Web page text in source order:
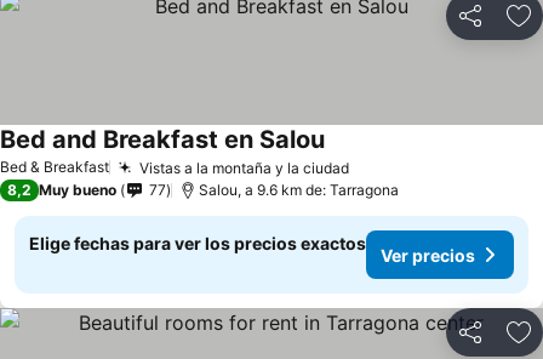
Compartir
Bed & Breakfast Vistas a la montaña y la ciudadVer precios
Bed and Breakfast en SalouVer precios
8,2 Muy bueno 77 Salou, a 9.6 km de: Tarragona
Elige fechas para ver los precios exactos
Ver precios
Compartir